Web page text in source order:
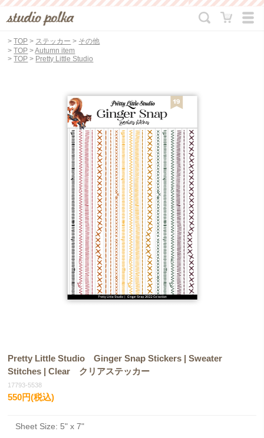
>TOP > ステッカー > その他
>TOP >Autumn item
>TOP > Pretty Little Studio
Pretty Little Studio Ginger Snap Stickers | Sweater
Stitches | Clear クリアステッカー
17793-5538
550円(税込)
Sheet Size: 5" x 7"